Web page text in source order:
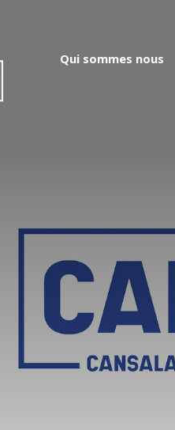
Qui sommes nous